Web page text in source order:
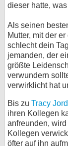
dieser hatte,
Als seinen
Mutter, mit der
schlecht dein
jemanden, der
größte
verwundern
verwirklicht hat
Bis zu Tracy
ihren Kollegen
anfreunden,
Kollegen
öfter auf ihn